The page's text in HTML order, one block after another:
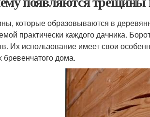
которые образовываются в
практически каждого дачника.
Их использование имеет свои
бревенчатого дома.